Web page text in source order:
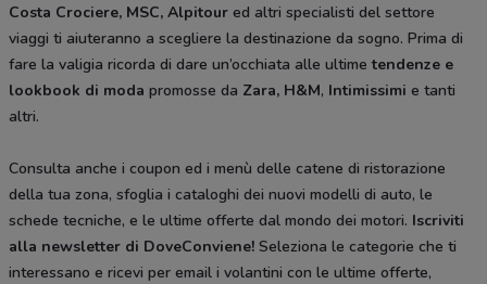
Costa Crociere, MSC, Alpitour ed altri specialisti del settore
viaggi ti aiuteranno a scegliere la destinazione da sogno. Prima di
fare la valigia ricorda di dare un’occhiata alle ultimetendenze e
lookbook di moda promosse da Zara, H&M, Intimissimi e tanti
altri.
Consulta anche i coupon ed i menù delle catene di ristorazione
della tua zona, sfoglia i cataloghi dei nuovi modelli di auto, le
schede tecniche, e le ultime offerte dal mondo dei motori. Iscriviti
alla newsletter di DoveConviene! Seleziona le categorie che ti
interessano e ricevi per email i volantini con le ultime offerte,